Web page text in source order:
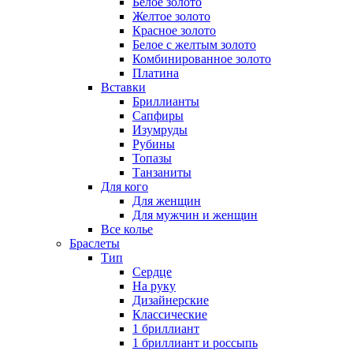
Желтое золото
Красное золото
Белое с желтым золото
Комбинированное золото
Платина
Вставки
Бриллианты
Сапфиры
Изумруды
Рубины
Топазы
Танзаниты
Для кого
Для женщин
Для мужчин и женщин
Все колье
Браслеты
Тип
Сердце
На руку
Дизайнерские
Классические
1 бриллиант
1 бриллиант и россыпь